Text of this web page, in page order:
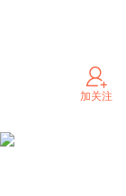
加关注